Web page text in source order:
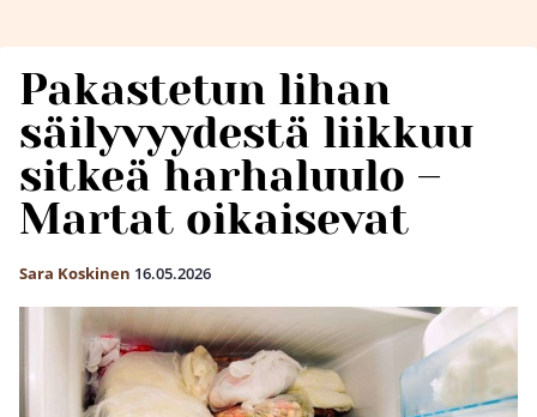
Pakastetun lihan
säilyvyydestä liikkuu
sitkeä harhaluulo –
Martat oikaisevat
Sara Koskinen 16.05.2026